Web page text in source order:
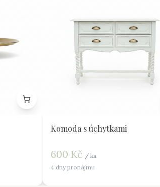
Komoda s úchytkami
600 Kč / ks
4 dny pronájmu